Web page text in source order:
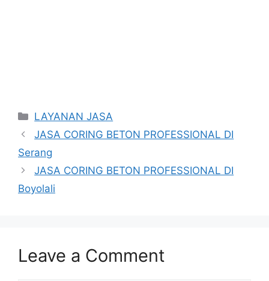
Categories
LAYANAN JASA
JASA CORING BETON PROFESSIONAL DI
Serang
JASA CORING BETON PROFESSIONAL DI
Boyolali
Leave a Comment